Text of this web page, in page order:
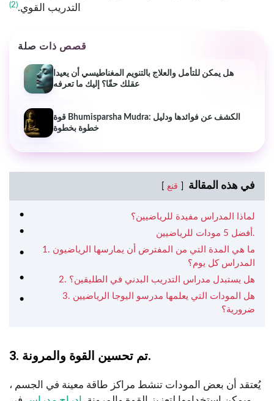
التدريب القوي.(2)
قصص ذات صلة
هل يمكن للتأمل والعلاج بالتنويم المغناطيسي أن يعيدا
عقلك حقًا؟ إليك ما تعرفه
قوة Bhumisparsha Mudra: الكشف عن فوائدها ودليل
خطوة بخطوة
في هذه المقالة قنع
لماذا المدراس مفيدة للرياضيين؟
أفضل 5 مودات للرياضيين.
1. ما هي المدة التي من المفترض أن يمارسها الرياضيون
المدراس كل يوم؟
2. هل يستبدل مدراس التدريب البدني في الطليقين؟
3. هل المودات التي يعلمها مدرسو اليوجا الرياضيين
ضرورية؟
3. تم تحسين القوة والمرونة.
يُعتقد أن بعض المودات تنشط مراكز طاقة معينة في الجسم ،